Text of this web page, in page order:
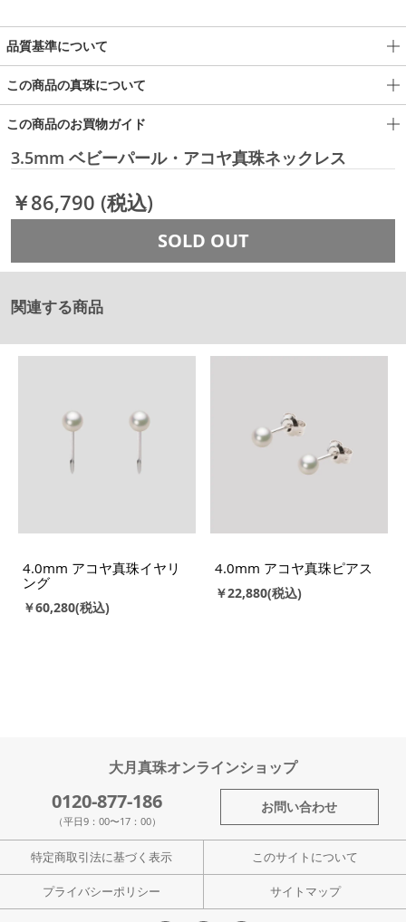
品質基準について
この商品の真珠について
この商品のお買物ガイド
3.5mm ベビーパール・アコヤ真珠ネックレス
￥86,790 (税込)
SOLD OUT
関連する商品
4.0mm アコヤ真珠イヤリ
ング
￥60,280
4.0mm アコヤ真珠ピアス
￥22,880
大月真珠オンラインショップ
0120-877-186
（平日9：00〜17：00）
お問い合わせ
特定商取引法に基づく表示 このサイトについて
プライバシーポリシー サイトマップ